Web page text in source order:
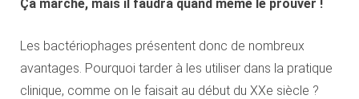
Ça marche, mais il faudra quand même le prouver !
Les bactériophages présentent donc de nombreux
avantages. Pourquoi tarder à les utiliser dans la pratique
clinique, comme on le faisait au début du XXe siècle ?